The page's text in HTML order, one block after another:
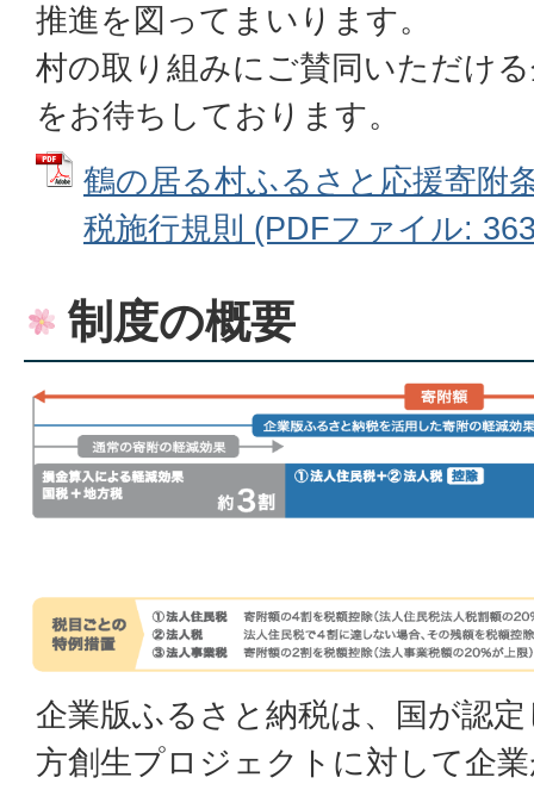
推進を図ってまいります。
村の取り組みにご賛同いただけ
をお待ちしております。
鶴の居る村ふるさと応援寄附
税施行規則 (PDFファイル:
制度の概要
企業版ふるさと納税は、国が認
方創生プロジェクトに対して企